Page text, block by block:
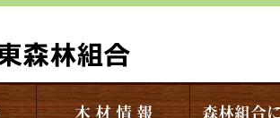
木 材 情 報 森林組合